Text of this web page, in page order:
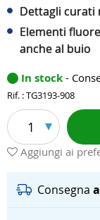
Dettagli curati
Elementi
anche al buio
In stock -
Rif. : TG3193-908
1
Aggiungi ai
Consegna